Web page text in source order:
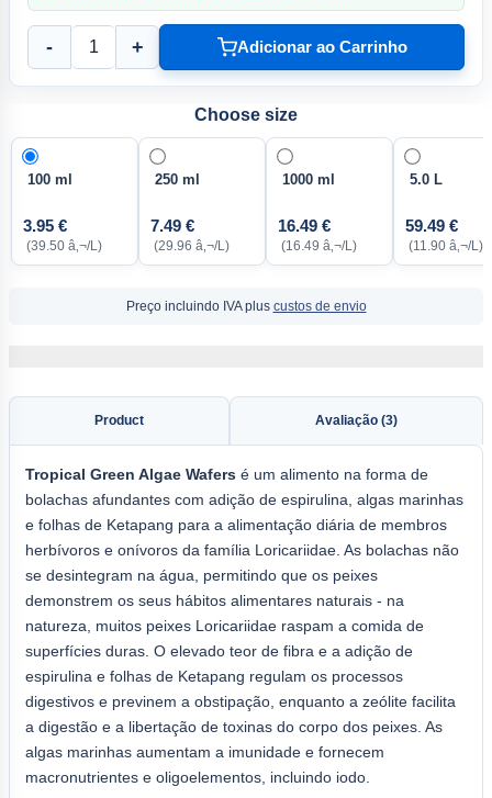
- + Adicionar ao Carrinho
Choose size
100 ml
3.95 €
(39.50 â‚¬/L)
250 ml
7.49 €
(29.96 â‚¬/L)
1000 ml
16.49 €
(16.49 â‚¬/L)
5.0 L
59.49 €
(11.90 â‚¬/L)
Preço incluindo IVA plus custos de envio
Product Avaliação (3)
Tropical Green Algae Wafers é um alimento na forma de
bolachas afundantes com adição de espirulina, algas marinhas
e folhas de Ketapang para a alimentação diária de membros
herbívoros e onívoros da família Loricariidae. As bolachas não
se desintegram na água, permitindo que os peixes
demonstrem os seus hábitos alimentares naturais - na
natureza, muitos peixes Loricariidae raspam a comida de
superfícies duras. O elevado teor de fibra e a adição de
espirulina e folhas de Ketapang regulam os processos
digestivos e previnem a obstipação, enquanto a zeólite facilita
a digestão e a libertação de toxinas do corpo dos peixes. As
algas marinhas aumentam a imunidade e fornecem
macronutrientes e oligoelementos, incluindo iodo.